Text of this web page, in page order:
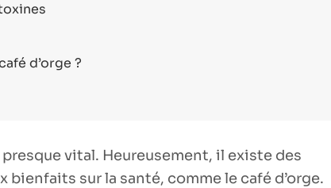
d’orge ?
vital. Heureusement, il existe des
sur la santé, comme le café d’orge.